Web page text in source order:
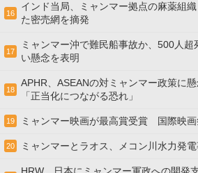
16
インド当局、ミャンマー拠点の麻薬組
た密売網を摘発
17
ミャンマー沖で難民船事故か、500人
い懸念を表明
18
APHR、ASEANの対ミャンマー政策に
「正当化につながる恐れ」
19 ミャンマー映画が最高賞受賞 国際映画
20 ミャンマーとラオス、メコン川水力発